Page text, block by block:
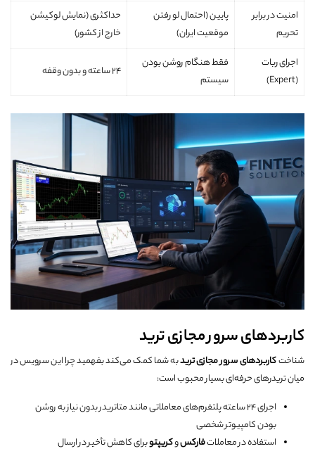
امنیت در برابر
تحریم
پایین (احتمال لو رفتن
موقعیت ایران)
حداکثری (نمایش لوکیشن
خارج از کشور)
اجرای ربات
(Expert)
فقط هنگام روشن بودن
سیستم
۲۴ ساعته و بدون وقفه
کاربردهای سرور مجازی ترید
شناختکاربردهای سرور مجازی تریدبه شما کمک می‌کند بفهمید چرا این سرویس در
میان تریدرهای حرفه‌ای بسیار محبوب است:
اجرای ۲۴ ساعته پلتفرم‌های معاملاتی مانند متاتریدر بدون نیاز به روشن
بودن کامپیوتر شخصی
استفاده در معاملاتفارکسوکریپتوبرای کاهش تأخیر در ارسال